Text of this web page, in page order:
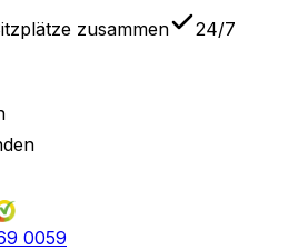
zusammen
24/7
0059